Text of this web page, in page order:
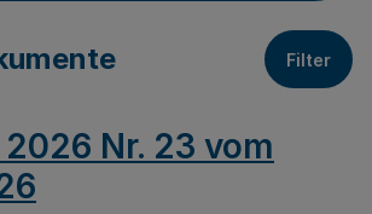
Filter
2026 Nr. 23 vom